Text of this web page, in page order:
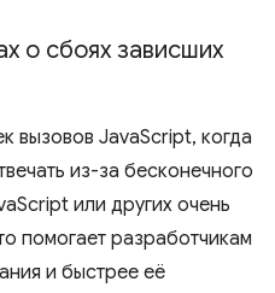
о сбоях зависших
вызовов JavaScript, когда
из-за бесконечного
или других очень
помогает разработчикам
и быстрее её